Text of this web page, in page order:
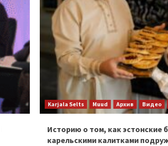
Karjala Selts Muud Архив Видео
Историю о том, как эстонские
карельскими калитками